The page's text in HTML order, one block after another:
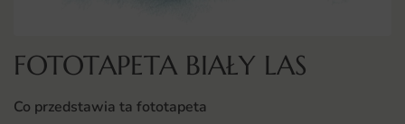
FOTOTAPETA BIAŁY LAS
Co przedstawia ta fototapeta